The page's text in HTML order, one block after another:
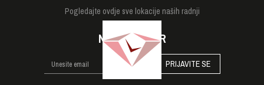
Pogledajte ovdje sve lokacije naših radnji
NEWSLETTER
PRIJAVITE SE